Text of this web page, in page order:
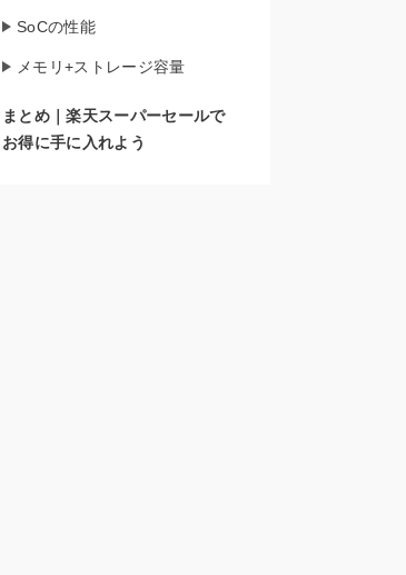
SoCの性能
メモリ+ストレージ容量
まとめ｜楽天スーパーセールで
お得に手に入れよう